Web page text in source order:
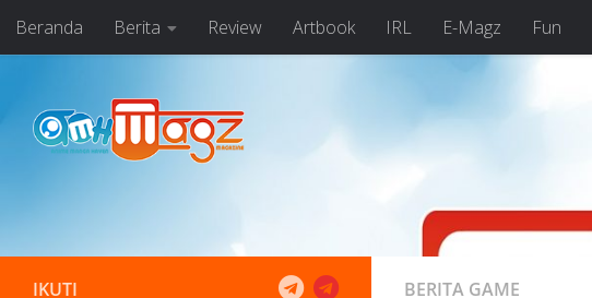
Skip to content
Beranda Berita Review Artbook IRL E-Magz Fun
BERITA GAME
IKUTI